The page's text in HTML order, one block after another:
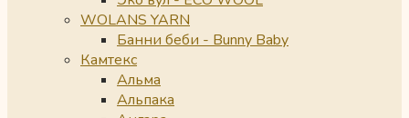
WOLANS YARN
Банни беби - Bunny Baby
Камтекс
Альма
Альпака